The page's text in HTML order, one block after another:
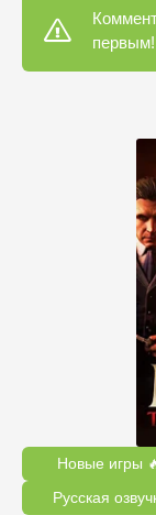
первым!
Новые игры
Русская